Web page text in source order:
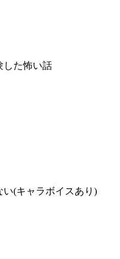
した怖い話
(キャラボイスあり)